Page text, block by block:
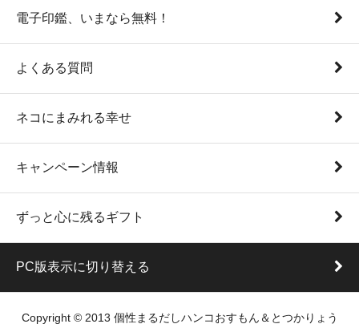
電子印鑑、いまなら無料！
よくある質問
ネコにまみれる幸せ
キャンペーン情報
ずっと心に残るギフト
PC版表示に切り替える
Copyright © 2013 個性まるだしハンコおすもん＆とつかりょう